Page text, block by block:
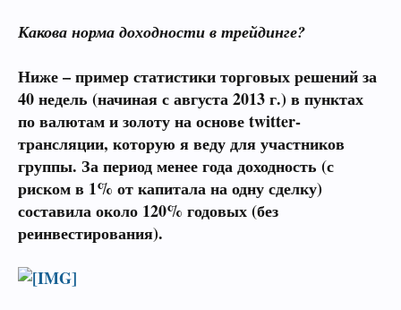
Какова норма доходности в трейдинге?
Ниже – пример статистики торговых решений за
40недель (начиная с августа2013г.)в пунктах
по валютам и золоту на основе twitter-
трансляции, которую я веду для участников
группы. За период менее года доходность (с
риском в 1% от капитала на одну сделку)
составила около 120% годовых (без
реинвестирования).